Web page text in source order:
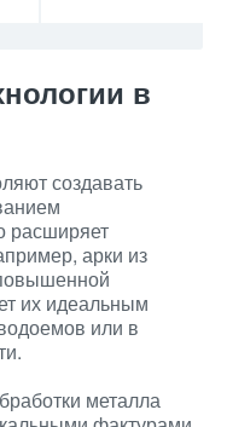
в
создавать
расширяет
арки из
их идеальным
или в
металла